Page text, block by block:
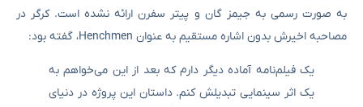
به‌ صورت رسمی به جیمز گان و پیتر سفرن ارائه نشده است. کرگر در
مصاحبه اخیرش بدون اشاره مستقیم به عنوان Henchmen، گفته بود:
یک فیلم‌نامه آماده دیگر دارم که بعد از این می‌خواهم به
یک اثر سینمایی تبدیلش کنم. داستان این پروژه در دنیای